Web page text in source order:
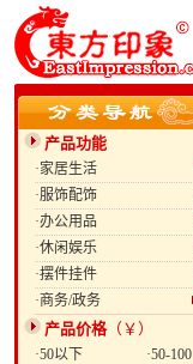
产品功能
·家居生活
·服饰配饰
·办公用品
·休闲娱乐
·摆件挂件
·商务/政务
产品价格（￥）
·50以下
·50-100